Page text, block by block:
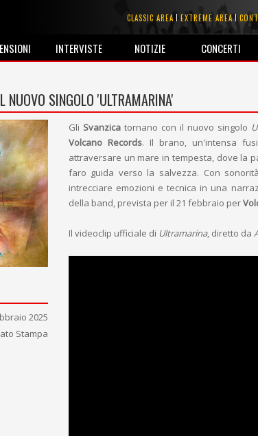
CLASSIC AREA EXTREME AREA
INTERVISTE NOTIZIE CONCERTI
NUOVO SINGOLO 'ULTRAMARINA'
2025
Stampa
Gli Svanzicatornano con il nuovo singolo
Volcano Records. Il brano, un'intensa
attraversare un mare in tempesta, dove la
faro guida verso la salvezza. Con
intrecciare emozioni e tecnica in una
della band, prevista per il 21 febbraio per
Il videoclip ufficiale di Ultramarina, diretto da